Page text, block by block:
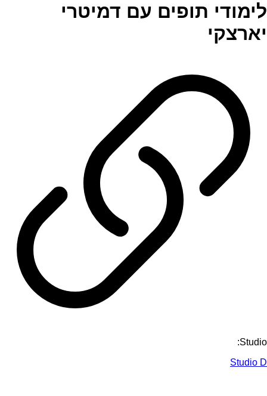
לימודי תופים עם דמיטרי
יארצקי
Studio:
Studio D